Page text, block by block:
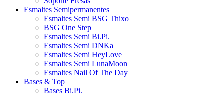
Esmaltes Semipermanentes
Esmaltes Semi BSG Thixo
BSG One Step
Esmaltes Semi Bi.Pi.
Esmaltes Semi DNKa
Esmaltes Semi HeyLove
Esmaltes Semi LunaMoon
Esmaltes Nail Of The Day
Bases & Top
Bases Bi.Pi.